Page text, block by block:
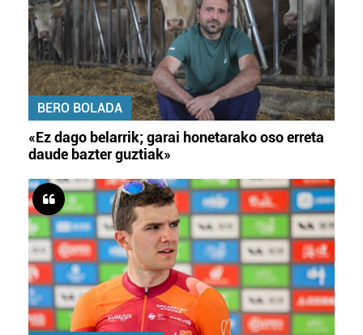
BERO BOLADA
«Ez dago belarrik; garai honetarako oso erreta
daude bazter guztiak»